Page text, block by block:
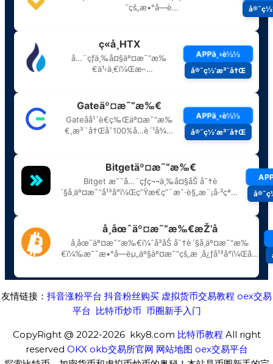
友情链接： 抖音涨粉平台 抖音粉丝购买 虚拟货币交易教程 oex交易
平台 比特币炒币 币圈新手入门
CopyRight @ 2022-2026 kky8.com 比特币教程 All right
reserved OKX okb交易所官网 网站地图 oex交易平台